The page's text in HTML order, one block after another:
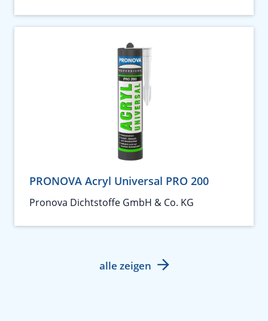
PRONOVA Acryl Universal PRO 200
Pronova Dichtstoffe GmbH & Co. KG
alle zeigen